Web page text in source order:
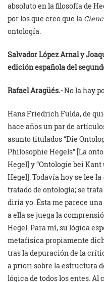
absoluto en la filosofía de
por los que creo que la
ontología.
Salvador López Arnal y
edición española del
Rafael Aragüés.-No la hay
Hans Friedrich Fulda, de
hace años un par de
asunto titulados “Die
Philosophie Hegels” [La
Hegel] y “Ontologie bei
Hegel]. Todavía hoy se lee la
tratado de ontología; se
diría yo. Ésta me parece
a ella se juega la
Hegel. Para mí, su lógica
metafísica propiamente
tras la depuración de la
a priori sobre la estructura
lógica de todos los entes.